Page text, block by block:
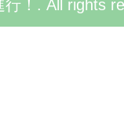
！. All rights